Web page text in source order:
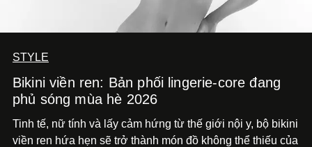
STYLE
Bikini viền ren: Bản phối lingerie-core đang
phủ sóng mùa hè 2026
Tinh tế, nữ tính và lấy cảm hứng từ thế giới nội y, bộ bikini
viền ren hứa hẹn sẽ trở thành món đồ không thể thiếu của